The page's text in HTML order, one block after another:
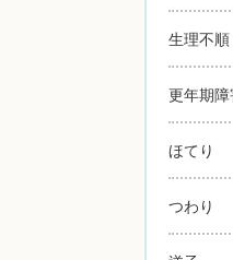
生理不順
更年期
ほてり
つわり